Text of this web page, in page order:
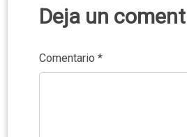
Deja un
Comentario *